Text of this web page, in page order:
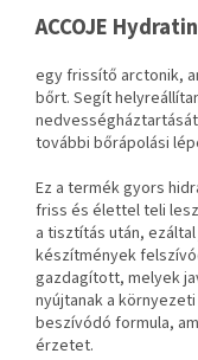
ACCOJE
egy frissítő arctonik,
bőrt. Segít
további bőrápolási
Ez a termék gyors
friss és élettel teli
a tisztítás után,
készítmények
gazdagított, melyek
nyújtanak a
beszívódó formula,
érzetet.